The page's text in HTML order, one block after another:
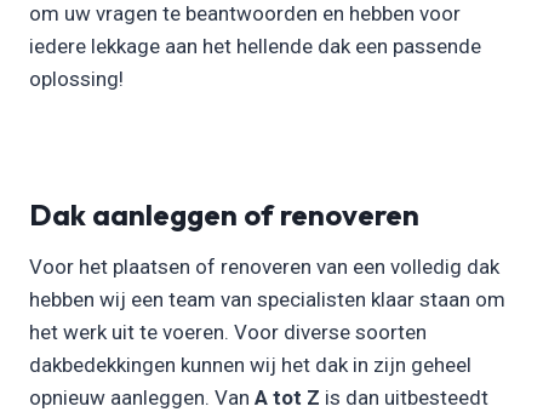
om uw vragen te beantwoorden en hebben voor
iedere lekkage aan het hellende dak een passende
oplossing!
Dak aanleggen of renoveren
Voor het plaatsen of renoveren van een volledig dak
hebben wij een team van specialisten klaar staan om
het werk uit te voeren. Voor diverse soorten
dakbedekkingen kunnen wij het dak in zijn geheel
opnieuw aanleggen. Van A tot Z is dan uitbesteedt